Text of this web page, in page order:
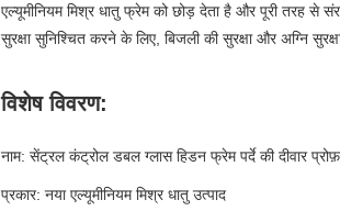
एल्यूमीनियम मिश्र धातु फ्रेम को छोड़ देता है और पूरी तरह से
सुरक्षा सुनिश्चित करने के लिए, बिजली की सुरक्षा और अग्नि
विशेष विवरण:
नाम: सेंट्रल कंट्रोल डबल ग्लास हिडन फ्रेम पर्दे की दीवार
प्रकार: नया एल्यूमीनियम मिश्र धातु उत्पाद